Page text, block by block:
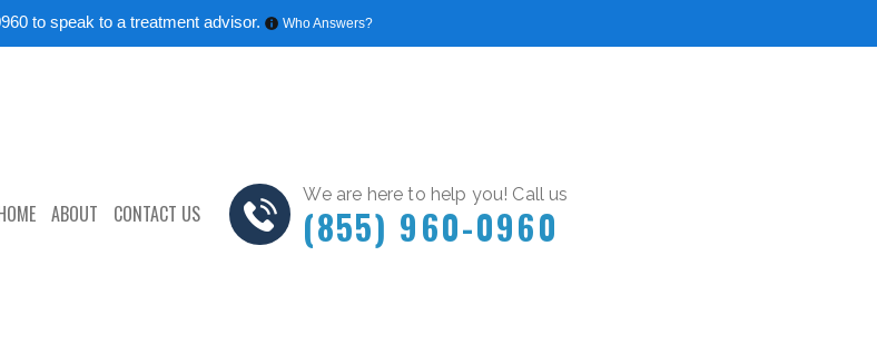
to speak to a treatment advisor. Who Answers?
ABOUT CONTACT US
We are here to help you! Call us
(855) 960-0960